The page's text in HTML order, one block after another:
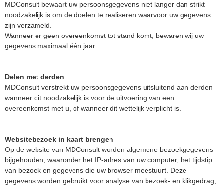
MDConsult bewaart uw persoonsgegevens niet langer dan strikt
noodzakelijk is om de doelen te realiseren waarvoor uw gegevens
zijn verzameld.
Wanneer er geen overeenkomst tot stand komt, bewaren wij uw
gegevens maximaal één jaar.
Delen met derden
MDConsult verstrekt uw persoonsgegevens uitsluitend aan derden
wanneer dit noodzakelijk is voor de uitvoering van een
overeenkomst met u, of wanneer dit wettelijk verplicht is.
Websitebezoek in kaart brengen
Op de website van MDConsult worden algemene bezoekgegevens
bijgehouden, waaronder het IP‑adres van uw computer, het tijdstip
van bezoek en gegevens die uw browser meestuurt. Deze
gegevens worden gebruikt voor analyse van bezoek- en klikgedrag,